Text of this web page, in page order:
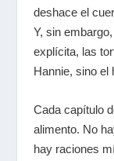
deshace el
Y, sin
explícita, las
Hannie, sino el
Cada capítulo
alimento. No
hay raciones